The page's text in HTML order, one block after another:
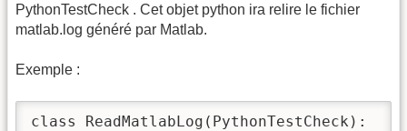
PythonTestCheck . Cet objet python ira relire le fichier
matlab.log généré par Matlab.
Exemple :
class ReadMatlabLog(PythonTestCheck):